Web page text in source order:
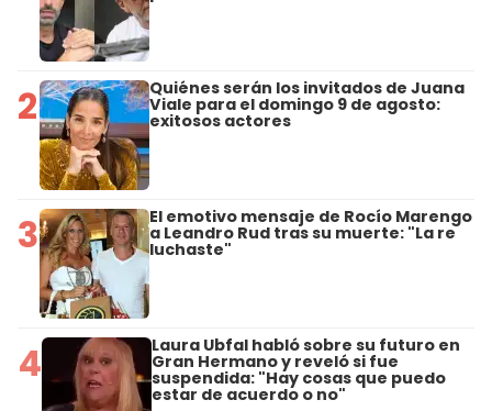
2 Quiénes serán los invitados de Juana
Viale para el domingo 9 de agosto:
exitosos actores
3 El emotivo mensaje de Rocío Marengo
a Leandro Rud tras su muerte: "La re
luchaste"
4 Laura Ubfal habló sobre su futuro en
Gran Hermano y reveló si fue
suspendida: "Hay cosas que puedo
estar de acuerdo o no"